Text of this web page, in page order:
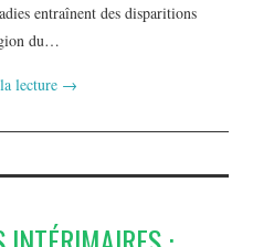
entraînent des disparitions
du…
lecture →